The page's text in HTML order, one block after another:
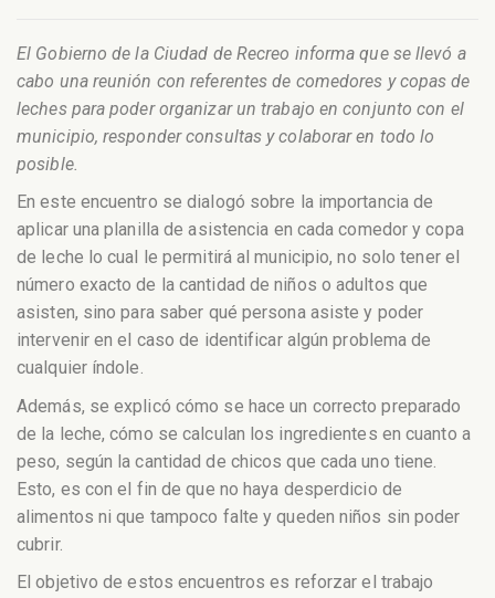
El Gobierno de la Ciudad de Recreo informa que se llevó a
cabo una reunión con referentes de comedores y copas de
leches para poder organizar un trabajo en conjunto con el
municipio, responder consultas y colaborar en todo lo
posible.
En este encuentro se dialogó sobre la importancia de
aplicar una planilla de asistencia en cada comedor y copa
de leche lo cual le permitirá al municipio, no solo tener el
número exacto de la cantidad de niños o adultos que
asisten, sino para saber qué persona asiste y poder
intervenir en el caso de identificar algún problema de
cualquier índole.
Además, se explicó cómo se hace un correcto preparado
de la leche, cómo se calculan los ingredientes en cuanto a
peso, según la cantidad de chicos que cada uno tiene.
Esto, es con el fin de que no haya desperdicio de
alimentos ni que tampoco falte y queden niños sin poder
cubrir.
El objetivo de estos encuentros es reforzar el trabajo